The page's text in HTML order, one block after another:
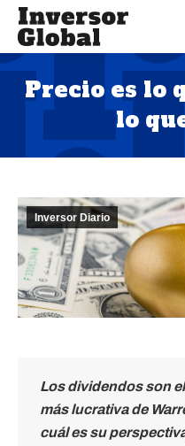
Precio es lo
lo
Inversor Diario
Los dividendos son
más lucrativa de
cuál es su